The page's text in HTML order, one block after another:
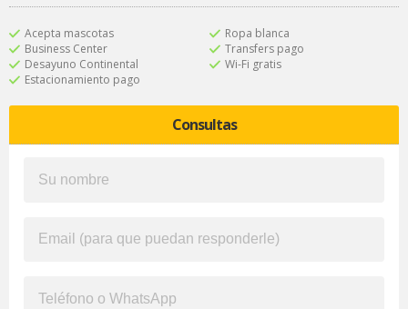
Acepta mascotas
Business Center
Desayuno Continental
Estacionamiento pago
Ropa blanca
Transfers pago
Wi-Fi gratis
Consultas